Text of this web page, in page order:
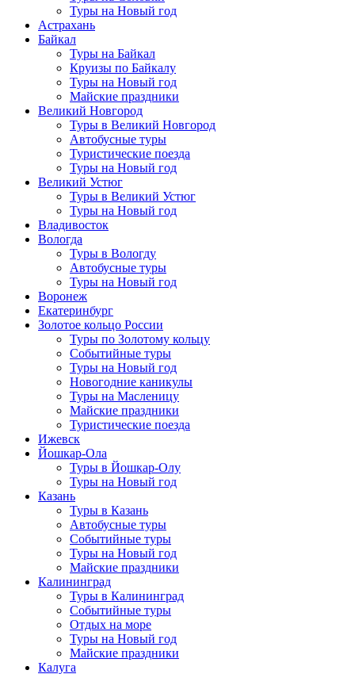
Туры на Новый год
Астрахань
Байкал
Туры на Байкал
Круизы по Байкалу
Туры на Новый год
Майские праздники
Великий Новгород
Туры в Великий Новгород
Автобусные туры
Туристические поезда
Туры на Новый год
Великий Устюг
Туры в Великий Устюг
Туры на Новый год
Владивосток
Вологда
Туры в Вологду
Автобусные туры
Туры на Новый год
Воронеж
Екатеринбург
Золотое кольцо России
Туры по Золотому кольцу
Событийные туры
Туры на Новый год
Новогодние каникулы
Туры на Масленицу
Майские праздники
Туристические поезда
Ижевск
Йошкар-Ола
Туры в Йошкар-Олу
Туры на Новый год
Казань
Туры в Казань
Автобусные туры
Событийные туры
Туры на Новый год
Майские праздники
Калининград
Туры в Калининград
Событийные туры
Отдых на море
Туры на Новый год
Майские праздники
Калуга